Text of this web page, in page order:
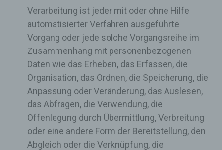
Verarbeitung ist jeder mit oder ohne Hilfe
automatisierter Verfahren ausgeführte
Vorgang oder jede solche Vorgangsreihe im
Zusammenhang mit personenbezogenen
Daten wie das Erheben, das Erfassen, die
Organisation, das Ordnen, die Speicherung, die
Anpassung oder Veränderung, das Auslesen,
das Abfragen, die Verwendung, die
Offenlegung durch Übermittlung, Verbreitung
oder eine andere Form der Bereitstellung, den
Abgleich oder die Verknüpfung, die